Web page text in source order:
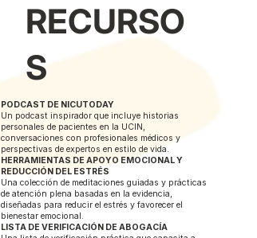
RECURSO
S
PODCAST DE NICUTODAY
Un podcast inspirador que incluye historias
personales de pacientes en la UCIN,
conversaciones con profesionales médicos y
perspectivas de expertos en estilo de vida.
HERRAMIENTAS DE APOYO EMOCIONAL Y
REDUCCIÓN DEL ESTRÉS
Una colección de meditaciones guiadas y prácticas
de atención plena basadas en la evidencia,
diseñadas para reducir el estrés y favorecer el
bienestar emocional.
LISTA DE VERIFICACIÓN DE ABOGACÍA